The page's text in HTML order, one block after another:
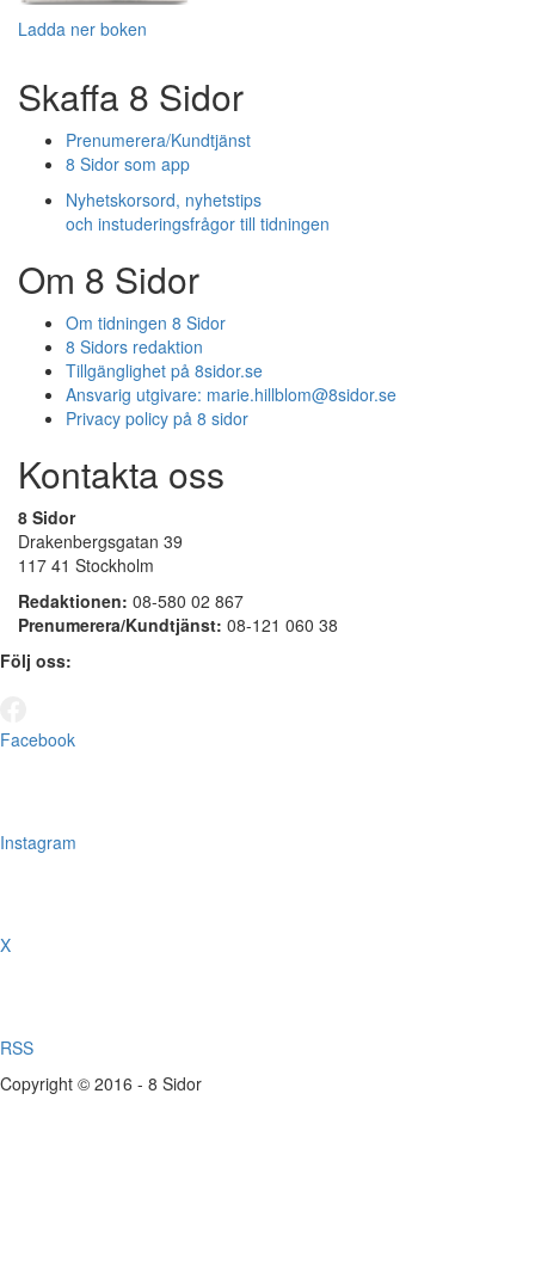
Ladda ner boken
Skaffa 8 Sidor
Prenumerera/Kundtjänst
8 Sidor som app
Nyhetskorsord, nyhetstips
och instuderingsfrågor till tidningen
Om 8 Sidor
Om tidningen 8 Sidor
8 Sidors redaktion
Tillgänglighet på 8sidor.se
Ansvarig utgivare: marie.hillblom@8sidor.se
Privacy policy på 8 sidor
Kontakta oss
8 Sidor
Drakenbergsgatan 39
117 41 Stockholm
Redaktionen: 08-580 02 867
Prenumerera/Kundtjänst: 08-121 060 38
Följ oss:
Facebook
Instagram
X
RSS
Copyright © 2016 - 8 Sidor